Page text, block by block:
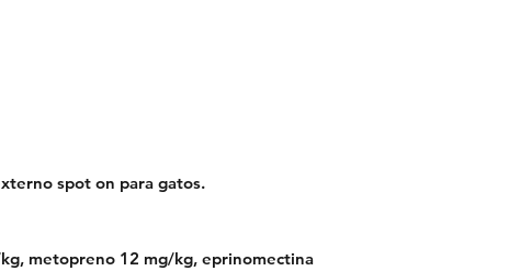
spot on para gatos.
metopreno 12 mg/kg, eprinomectina